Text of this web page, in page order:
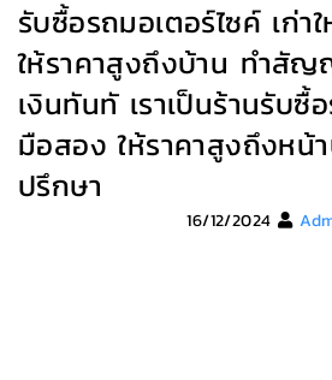
รับซื้อรถมอเตอร์ไซค์ เก่
ให้ราคาสูงถึงบ้าน ทำสั
เงินทันทั เราเป็นร้านรับซื้
มือสอง ให้ราคาสูงถึงหน้
ปรึกษา
16/12/2024